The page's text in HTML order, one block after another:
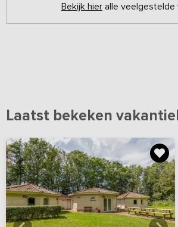
Bekijk hier alle veelgestelde
Laatst bekeken